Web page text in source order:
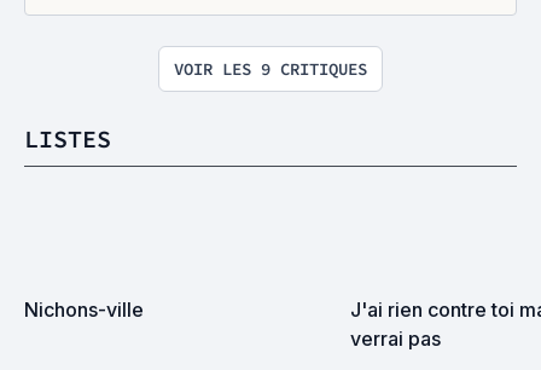
VOIR LES 9 CRITIQUES
LISTES
Nichons-ville
J'ai rien contre toi
verrai pas